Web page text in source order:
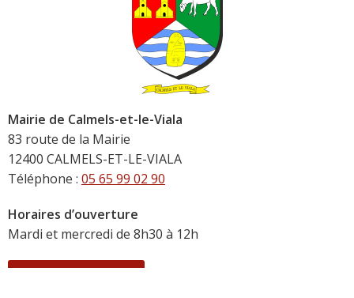
Mairie de Calmels-et-le-Viala
83 route de la Mairie
12400 CALMELS-ET-LE-VIALA
Téléphone : 05 65 99 02 90
Horaires d’ouverture
Mardi et mercredi de 8h30 à 12h